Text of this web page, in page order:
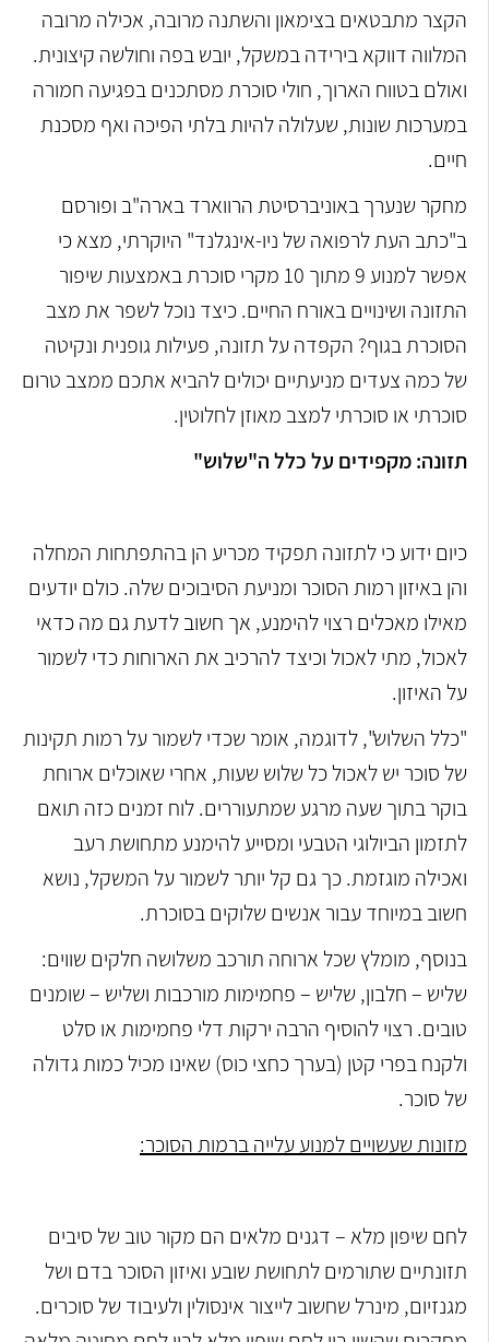
הקצר מתבטאים בצימאון והשתנה מרובה, אכילה מרובה
המלווה דווקא בירידה במשקל, יובש בפה וחולשה קיצונית.
ואולם בטווח הארוך, חולי סוכרת מסתכנים בפגיעה חמורה
במערכות שונות, שעלולה להיות בלתי הפיכה ואף מסכנת
חיים.
מחקר שנערך באוניברסיטת הרווארד בארה"ב ופורסם
ב"כתב העת לרפואה של ניו-אינגלנד" היוקרתי, מצא כי
אפשר למנוע 9 מתוך 10 מקרי סוכרת באמצעות שיפור
התזונה ושינויים באורח החיים. כיצד נוכל לשפר את מצב
הסוכרת בגוף? הקפדה על תזונה, פעילות גופנית ונקיטה
של כמה צעדים מניעתיים יכולים להביא אתכם ממצב טרום
סוכרתי או סוכרתי למצב מאוזן לחלוטין.
תזונה: מקפידים על כלל ה"שלוש"
כיום ידוע כי לתזונה תפקיד מכריע הן בהתפתחות המחלה
והן באיזון רמות הסוכר ומניעת הסיבוכים שלה. כולם יודעים
מאילו מאכלים רצוי להימנע, אך חשוב לדעת גם מה כדאי
לאכול, מתי לאכול וכיצד להרכיב את הארוחות כדי לשמור
על האיזון.
"כלל השלוש", לדוגמה, אומר שכדי לשמור על רמות תקינות
של סוכר יש לאכול כל שלוש שעות, אחרי שאוכלים ארוחת
בוקר בתוך שעה מרגע שמתעוררים. לוח זמנים כזה תואם
לתזמון הביולוגי הטבעי ומסייע להימנע מתחושת רעב
ואכילה מוגזמת. כך גם קל יותר לשמור על המשקל, נושא
חשוב במיוחד עבור אנשים שלוקים בסוכרת.
בנוסף, מומלץ שכל ארוחה תורכב משלושה חלקים שווים:
שליש – חלבון, שליש – פחמימות מורכבות ושליש – שומנים
טובים. רצוי להוסיף הרבה ירקות דלי פחמימות או סלט
ולקנח בפרי קטן (בערך כחצי כוס) שאינו מכיל כמות גדולה
של סוכר.
מזונות שעשויים למנוע עלייה ברמות הסוכר:
לחם שיפון מלא – דגנים מלאים הם מקור טוב של סיבים
תזונתיים שתורמים לתחושת שובע ואיזון הסוכר בדם ושל
מגנזיום, מינרל שחשוב לייצור אינסולין ולעיבוד של סוכרים.